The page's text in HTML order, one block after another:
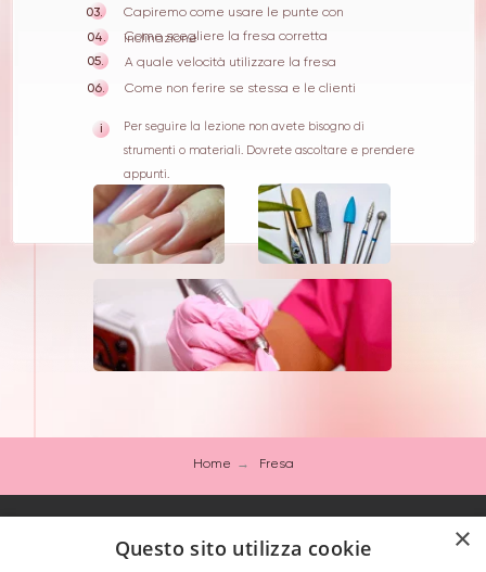
Come scegliere la fresa corretta
A quale velocità utilizzare la fresa
Come non ferire se stessa e le clienti
Capiremo come usare le punte con
inclinazione
04.
05.
06.
Per seguire la lezione non avete bisogno di
strumenti o materiali. Dovrete ascoltare e prendere
appunti.
і
03.
Home → Fresa
HOME CORSI BLOG & YT СOMMUNITY
×
Questo sito utilizza cookie